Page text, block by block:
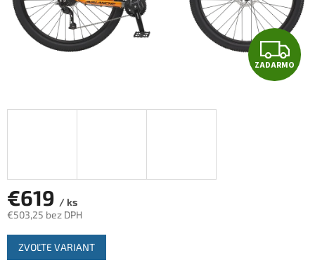
Z
A
ZADARMO
€619 / ks
€503,25 bez DPH
Jednotková
cena:
ZVOĽTE VARIANT